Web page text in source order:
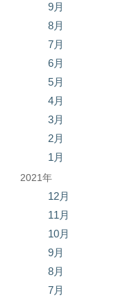
9月
8月
7月
6月
5月
4月
3月
2月
1月
2021年
12月
11月
10月
9月
8月
7月